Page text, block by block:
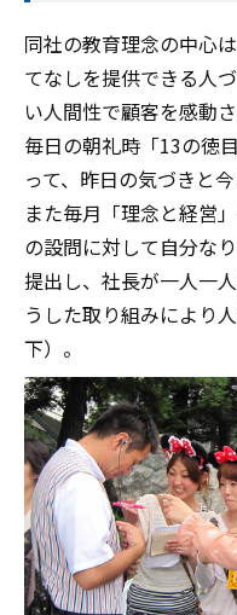
同社の教育理念の中心
てなしを提供できる人
い人間性で顧客を感動
毎日の朝礼時「13の徳
って、昨日の気づきと
また毎月「理念と経営
の設問に対して自分な
提出し、社長が一人一
うした取り組みにより
下）。